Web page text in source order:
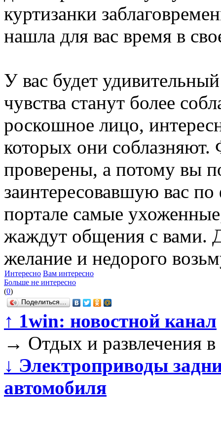
куртизанки
нашла для вас время в
У вас будет
чувства станут более
роскошное лицо,
которых они
проверены, а потому вы
заинтересовавшую вас
портале самые
жаждут общения с вами.
желание и недорого
Интересно Вам интересно
Больше не интересно
(0)
Поделиться…
↑ 1win: новостной канал
→ Отдых и развлечения
↓ Электроприводы
автомобиля